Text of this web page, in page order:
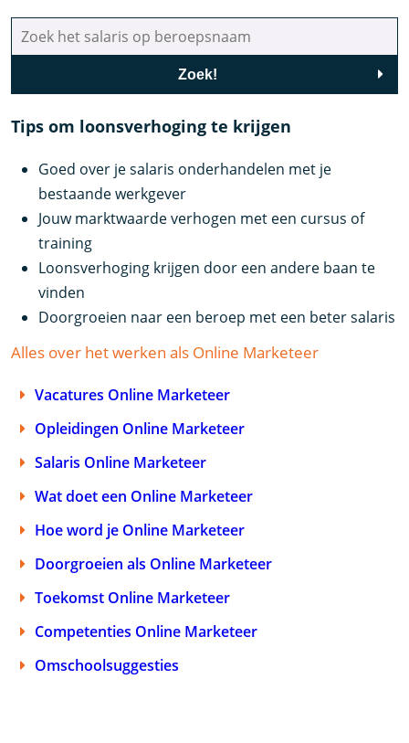
Zoek!
Tips om loonsverhoging te krijgen
Goed over je salaris onderhandelen met je
bestaande werkgever
Jouw marktwaarde verhogen met een cursus of
training
Loonsverhoging krijgen door een andere baan te
vinden
Doorgroeien naar een beroep met een beter salaris
Alles over het werken als Online Marketeer
Vacatures Online Marketeer
Opleidingen Online Marketeer
Salaris Online Marketeer
Wat doet een Online Marketeer
Hoe word je Online Marketeer
Doorgroeien als Online Marketeer
Toekomst Online Marketeer
Competenties Online Marketeer
Omschoolsuggesties